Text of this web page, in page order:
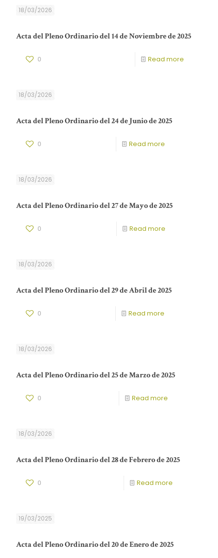
18/03/2026
Acta del Pleno Ordinario del 14 de Noviembre de 2025
0 Read more
18/03/2026
Acta del Pleno Ordinario del 24 de Junio de 2025
0 Read more
18/03/2026
Acta del Pleno Ordinario del 27 de Mayo de 2025
0 Read more
18/03/2026
Acta del Pleno Ordinario del 29 de Abril de 2025
0 Read more
18/03/2026
Acta del Pleno Ordinario del 25 de Marzo de 2025
0 Read more
18/03/2026
Acta del Pleno Ordinario del 28 de Febrero de 2025
0 Read more
19/03/2025
Acta del Pleno Ordinario del 20 de Enero de 2025